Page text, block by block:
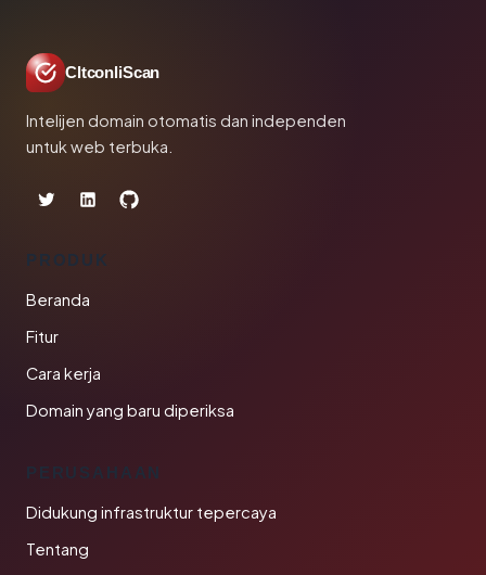
CltconliScan
Intelijen domain otomatis dan independen
untuk web terbuka.
PRODUK
Beranda
Fitur
Cara kerja
Domain yang baru diperiksa
PERUSAHAAN
Didukung infrastruktur tepercaya
Tentang